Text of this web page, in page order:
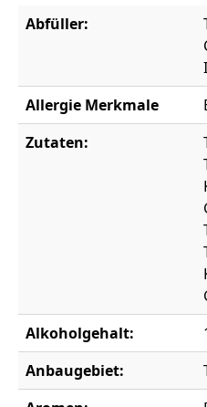
Abfüller:
Allergie Merkmale
Zutaten:
Alkoholgehalt:
Anbaugebiet: